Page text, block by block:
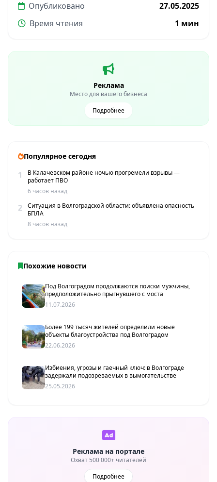
Опубликовано
27.05.2025
Время чтения
1 мин
Реклама
Место для вашего бизнеса
Подробнее
Популярное сегодня
1
В Калачевском районе ночью прогремели взрывы —
работает ПВО
6 часов назад
2
Ситуация в Волгоградской области: объявлена опасность
БПЛА
8 часов назад
Похожие новости
Под Волгоградом продолжаются поиски мужчины,
предположительно прыгнувшего с моста
11.07.2026
Более 199 тысяч жителей определили новые
объекты благоустройства под Волгоградом
22.06.2026
Избиения, угрозы и гаечный ключ: в Волгограде
задержали подозреваемых в вымогательстве
25.05.2026
Реклама на портале
Охват 500 000+ читателей
Подробнее